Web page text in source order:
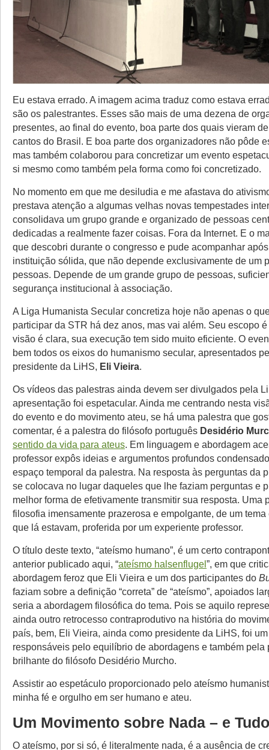
Eu estava errado. A imagem acima traduz como estava
são os palestrantes. Esses são mais de uma dezena de
presentes, ao final do evento, boa parte dos quais vieram
cantos do Brasil. E boa parte dos organizadores não pôde
mas também colaborou para concretizar um evento
si mesmo como também pela forma como foi concretizado.
No momento em que me desiludia e me afastava do
prestava atenção a algumas velhas novas tempestades
consolidava um grupo grande e organizado de pessoas
dedicadas a realmente fazer coisas. Fora da Internet. E o
que descobri durante o congresso e pude acompanhar
instituição sólida, que não depende exclusivamente de um
pessoas. Depende de um grande grupo de pessoas,
segurança institucional à associação.
A Liga Humanista Secular concretiza hoje não apenas o
participar da STR há dez anos, mas vai além. Seu escopo
visão é clara, sua execução tem sido muito eficiente. O
bem todos os eixos do humanismo secular, apresentados
presidente da LiHS, Eli Vieira.
Os vídeos das palestras ainda devem ser divulgados pela
apresentação foi espetacular. Ainda me centrando nesta
do evento e do movimento ateu, se há uma palestra que
comentar, é a palestra do filósofo português Desidério
sentido da vida para ateus. Em linguagem e abordagem
professor expôs ideias e argumentos profundos
espaço temporal da palestra. Na resposta às perguntas da
se colocava no lugar daqueles que lhe faziam perguntas e
melhor forma de efetivamente transmitir sua resposta. Uma
filosofia imensamente prazerosa e empolgante, de um tema
que lá estavam, proferida por um experiente professor.
O título deste texto, “ateísmo humano”, é um certo
anterior publicado aqui, “ateísmo halsenflugel”, em que
abordagem feroz que Eli Vieira e um dos participantes do
faziam sobre a definição “correta” de “ateísmo”, apoiados
seria a abordagem filosófica do tema. Pois se aquilo
ainda outro retrocesso contraprodutivo na história do
país, bem, Eli Vieira, ainda como presidente da LiHS, foi
responsáveis pelo equilíbrio de abordagens e também pela
brilhante do filósofo Desidério Murcho.
Assistir ao espetáculo proporcionado pelo ateísmo
minha fé e orgulho em ser humano e ateu.
Um Movimento sobre Nada – e Tudo
O ateísmo, por si só, é literalmente nada, é a ausência de